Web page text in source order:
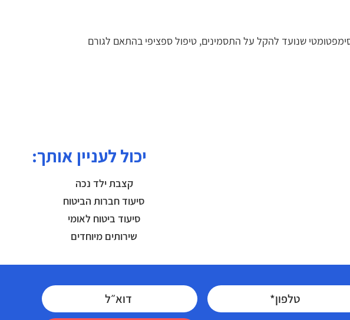
טיפול תרופתי סימפטומטי שנועד להקל על התסמינים, טיפול ספציפי בהתאם לגורם
יכול לעניין אותך:
קצבת ילד נכה
סיעוד חברות הביטוח
סיעוד ביטוח לאומי
שירותים מיוחדים